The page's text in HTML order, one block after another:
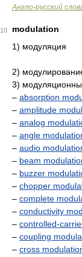
Англо-русский
10
modulation
1) модуляция
2)
3)
– absorption
– amplitude
– analog
– angle
– audio
– beam
– buzzer
– chopper
– complete
– conductivity
– controlled-
– coupling
– cross